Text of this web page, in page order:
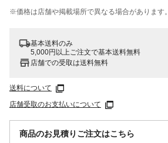
※価格は​店舗や​掲載場所で​異なる​場合が​あります。
基本送料のみ
5,000円以上ご注文で基本送料無料
店舗での受取は送料無料
送料について
店舗受取のお支払いについて
商品のお見積りご注文はこちら